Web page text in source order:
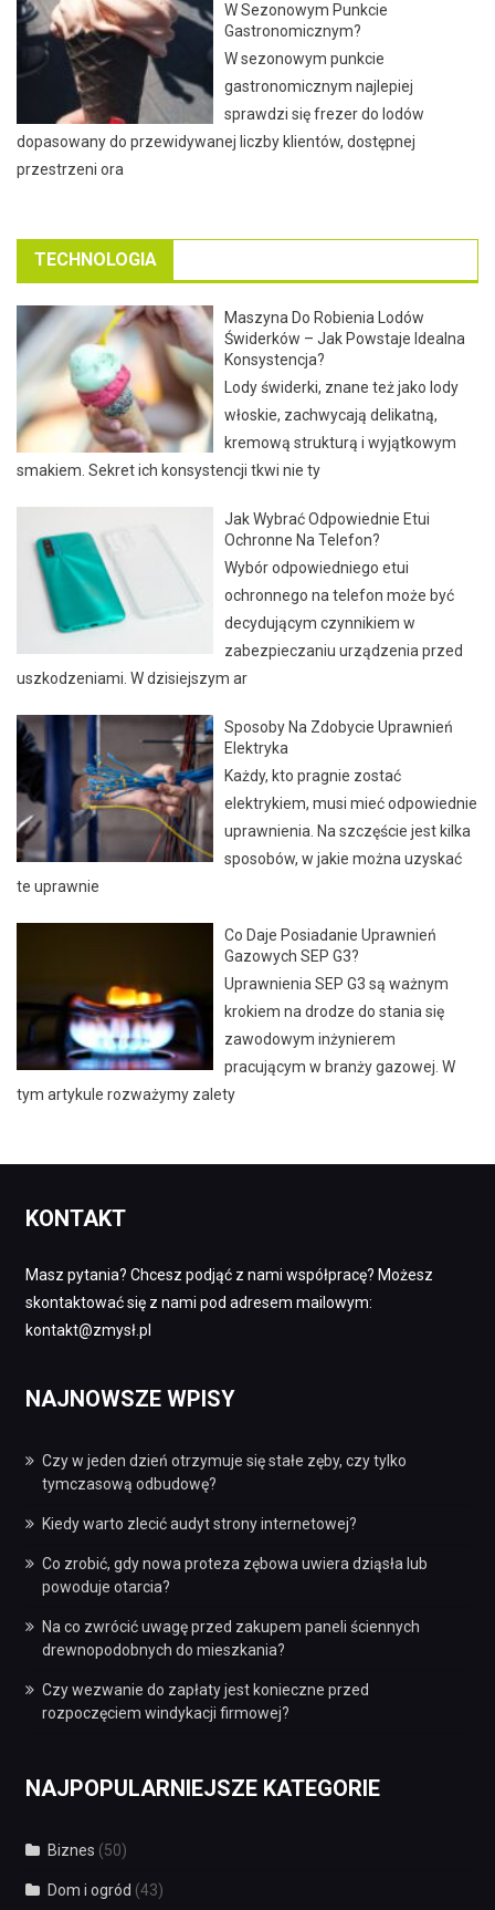
W Sezonowym Punkcie
Gastronomicznym?
W sezonowym punkcie
gastronomicznym najlepiej
sprawdzi się frezer do lodów
dopasowany do przewidywanej liczby klientów, dostępnej
przestrzeni ora
TECHNOLOGIA
Maszyna Do Robienia Lodów
Świderków – Jak Powstaje Idealna
Konsystencja?
Lody świderki, znane też jako lody
włoskie, zachwycają delikatną,
kremową strukturą i wyjątkowym
smakiem. Sekret ich konsystencji tkwi nie ty
Jak Wybrać Odpowiednie Etui
Ochronne Na Telefon?
Wybór odpowiedniego etui
ochronnego na telefon może być
decydującym czynnikiem w
zabezpieczaniu urządzenia przed
uszkodzeniami. W dzisiejszym ar
Sposoby Na Zdobycie Uprawnień
Elektryka
Każdy, kto pragnie zostać
elektrykiem, musi mieć odpowiednie
uprawnienia. Na szczęście jest kilka
sposobów, w jakie można uzyskać
te uprawnie
Co Daje Posiadanie Uprawnień
Gazowych SEP G3?
Uprawnienia SEP G3 są ważnym
krokiem na drodze do stania się
zawodowym inżynierem
pracującym w branży gazowej. W
tym artykule rozważymy zalety
KONTAKT
Masz pytania? Chcesz podjąć z nami współpracę? Możesz
skontaktować się z nami pod adresem mailowym:
kontakt@zmysł.pl
NAJNOWSZE WPISY
Czy w jeden dzień otrzymuje się stałe zęby, czy tylko
tymczasową odbudowę?
Kiedy warto zlecić audyt strony internetowej?
Co zrobić, gdy nowa proteza zębowa uwiera dziąsła lub
powoduje otarcia?
Na co zwrócić uwagę przed zakupem paneli ściennych
drewnopodobnych do mieszkania?
Czy wezwanie do zapłaty jest konieczne przed
rozpoczęciem windykacji firmowej?
NAJPOPULARNIEJSZE KATEGORIE
Biznes (50)
Dom i ogród (43)